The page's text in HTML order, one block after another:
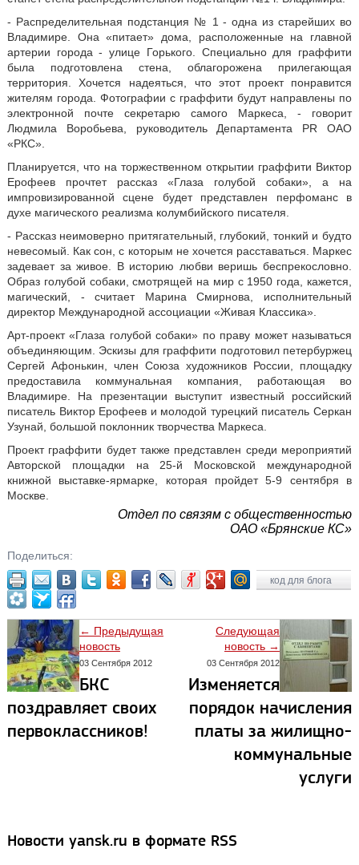
- Распределительная подстанция № 1 - одна из старейших во
Владимире. Она «питает» дома, расположенные на главной
артерии города - улице Горького. Специально для граффити
была подготовлена стена, облагорожена прилегающая
территория. Хочется надеяться, что этот проект понравится
жителям города. Фотографии с граффити будут направлены по
электронной почте секретарю самого Маркеса, - говорит
Людмила Воробьева, руководитель Департамента PR ОАО
«РКС».
Планируется, что на торжественном открытии граффити Виктор
Ерофеев прочтет рассказ «Глаза голубой собаки», а на
импровизированной сцене будет представлен перфоманс в
духе магического реализма колумбийского писателя.
- Рассказ неимоверно притягательный, глубокий, тонкий и будто
невесомый. Как сон, с которым не хочется расставаться. Маркес
задевает за живое. В историю любви веришь беспрекословно.
Образ голубой собаки, смотрящей на мир с 1950 года, кажется,
магический, - считает Марина Смирнова, исполнительный
директор Международной ассоциации «Живая Классика».
Арт-проект «Глаза голубой собаки» по праву может называться
объединяющим. Эскизы для граффити подготовил петербуржец
Сергей Афонькин, член Союза художников России, площадку
предоставила коммунальная компания, работающая во
Владимире. На презентации выступит известный российский
писатель Виктор Ерофеев и молодой турецкий писатель Серкан
Узунай, большой поклонник творчества Маркеса.
Проект граффити будет также представлен среди мероприятий
Авторской площадки на 25-й Московской международной
книжной выставке-ярмарке, которая пройдет 5-9 сентября в
Москве.
Отдел по связям с общественностью
ОАО «Брянские КС»
Поделиться:
код для блога
← Предыдущая
новость
03 Сентября 2012
БКС
поздравляет своих
первоклассников!
Следующая
новость →
03 Сентября 2012
Изменяется
порядок начисления
платы за жилищно-
коммунальные
услуги
Новости yansk.ru в формате RSS